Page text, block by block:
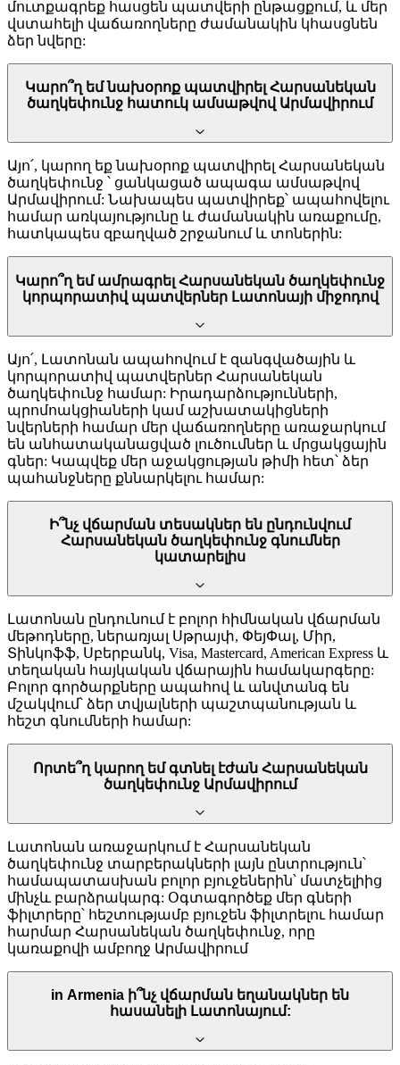
մուտքագրեք հասցեն պատվերի ընթացքում, և մեր
վստահելի վաճառողները ժամանակին կհասցնեն
ձեր նվերը:
Կարո՞ղ եմ նախօրոք պատվիրել Հարսանեկան
ծաղկեփունջ հատուկ ամսաթվով Արմավիրում
Այո՛, կարող եք նախօրոք պատվիրել Հարսանեկան
ծաղկեփունջ ՝ ցանկացած ապագա ամսաթվով
Արմավիրում: Նախապես պատվիրեք՝ ապահովելու
համար առկայությունը և ժամանակին առաքումը,
հատկապես զբաղված շրջանում և տոներին:
Կարո՞ղ եմ ամրագրել Հարսանեկան ծաղկեփունջ
կորպորատիվ պատվերներ Լատոնայի միջոդով
Այո՛, Լատոնան ապահովում է զանգվածային և
կորպորատիվ պատվերներ Հարսանեկան
ծաղկեփունջ համար: Իրադարձությունների,
պրոմոակցիաների կամ աշխատակիցների
նվերների համար մեր վաճառողները առաջարկում
են անհատականացված լուծումներ և մրցակցային
գներ: Կապվեք մեր աջակցության թիմի հետ՝ ձեր
պահանջները քննարկելու համար:
Ի՞նչ վճարման տեսակներ են ընդունվում
Հարսանեկան ծաղկեփունջ գնումներ
կատարելիս
Լատոնան ընդունում է բոլոր հիմնական վճարման
մեթոդները, ներառյալ Սթրայփ, ՓեյՓալ, Միր,
Տինկոֆֆ, Սբերբանկ, Visa, Mastercard, American Express և
տեղական հայկական վճարային համակարգերը:
Բոլոր գործարքները ապահով և անվտանգ են
մշակվում՝ ձեր տվյալների պաշտպանության և
հեշտ գնումների համար:
Որտե՞ղ կարող եմ գտնել էժան Հարսանեկան
ծաղկեփունջ Արմավիրում
Լատոնան առաջարկում է Հարսանեկան
ծաղկեփունջ տարբերակների լայն ընտրություն՝
համապատասխան բոլոր բյուջեներին՝ մատչելիից
մինչև բարձրակարգ: Օգտագործեք մեր գների
ֆիլտրերը՝ հեշտությամբ բյուջեն ֆիլտրելու համար
հարմար Հարսանեկան ծաղկեփունջ, որը
կառաքովի ամբողջ Արմավիրում
in Armenia ի՞նչ վճարման եղանակներ են
հասանելի Լատոնայում: